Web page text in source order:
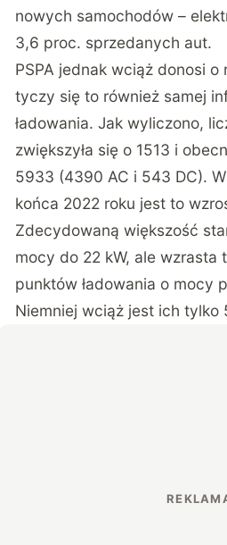
nowych samochodów –
3,6 proc. sprzedanych aut.
PSPA jednak wciąż donosi o
tyczy się to również samej
ładowania. Jak wyliczono,
zwiększyła się o 1513 i
5933 (4390 AC i 543 DC).
końca 2022 roku jest to
Zdecydowaną większość
mocy do 22 kW, ale wzrasta
punktów ładowania o mocy
Niemniej wciąż jest ich tylko